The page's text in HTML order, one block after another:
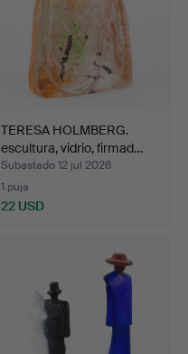
TERESA HOLMBERG.
escultura, vidrio, firmad…
Subastado 12 jul 2026
1 puja
22 USD